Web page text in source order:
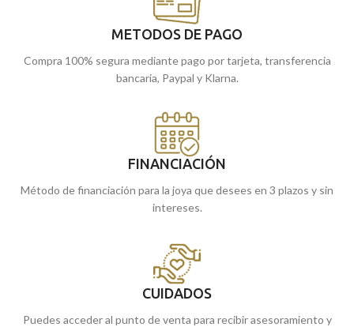
METODOS DE PAGO
Compra 100% segura mediante pago por tarjeta, transferencia
bancaria, Paypal y Klarna.
FINANCIACIÓN
Método de financiación para la joya que desees en 3 plazos y sin
intereses.
CUIDADOS
Puedes acceder al punto de venta para recibir asesoramiento y